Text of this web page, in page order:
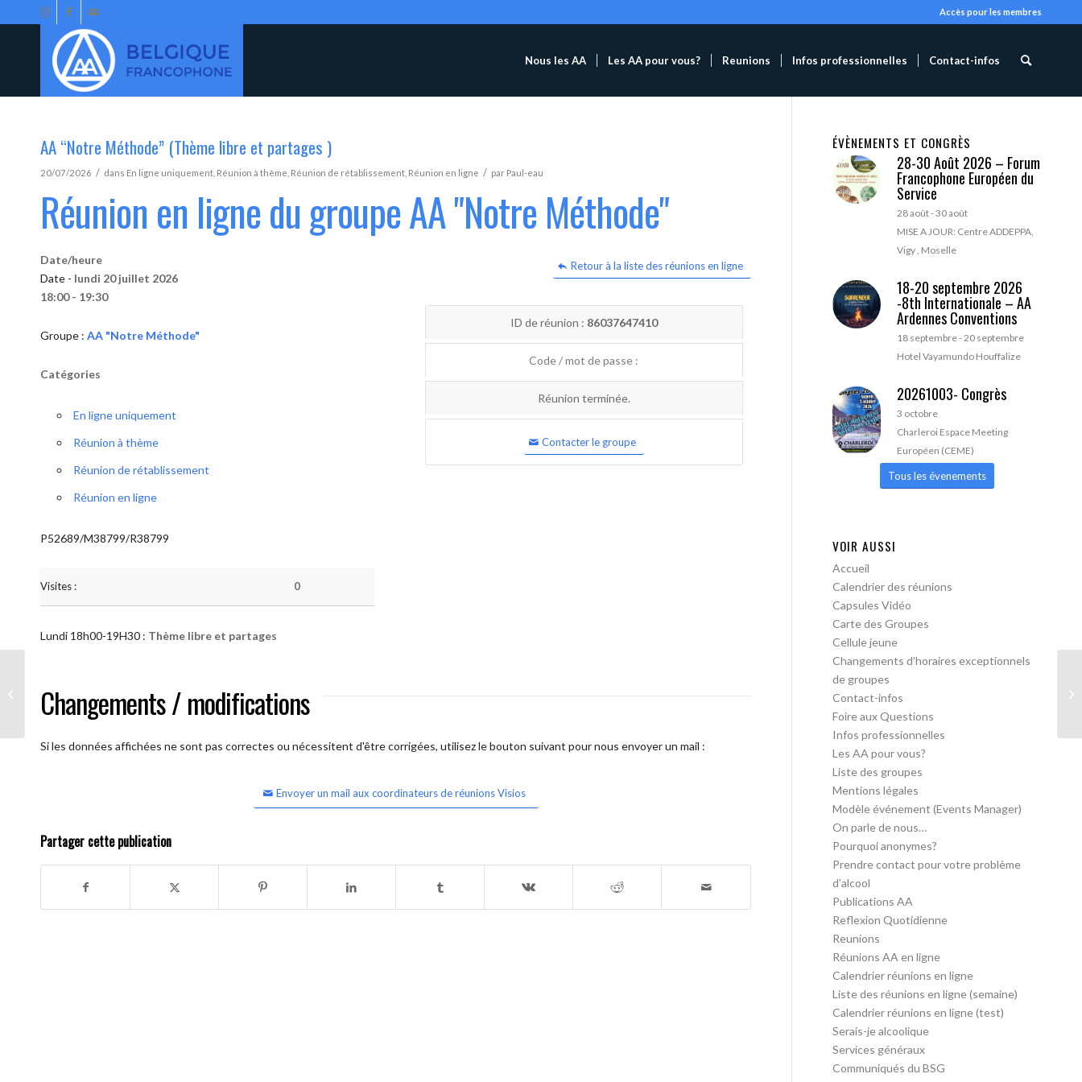
Accès pour les membres
Nous les AA Les AA pour vous? Reunions Infos professionnelles Contact-infos
AA “Notre Méthode” (Thème libre et partages )
20/07/2026 / dans En ligne uniquement Réunion à thème Réunion de rétablissement Réunion en ligne / par Paul-eau
Réunion en ligne du groupe AA "Notre Méthode"
Retour à la liste des réunions en ligne
Date/heure
Date - lundi 20 juillet 2026
18:00 - 19:30
Groupe : AA "Notre Méthode"
Catégories
En ligne uniquement
Réunion à thème
Réunion de rétablissement
Réunion en ligne
P52689/M38799/R38799
Visites : 0
ID de réunion : 86037647410
Code / mot de passe :
Réunion terminée.
Contacter le groupe
Lundi 18h00-19H30 : Thème libre et partages
Changements / modifications
Si les données affichées ne sont pas correctes ou nécessitent d'être corrigées, utilisez le bouton suivant pour nous envoyer un mail :
Envoyer un mail aux coordinateurs de réunions Visios
Partager cette publication
ÉVÈNEMENTS ET CONGRÈS
28-30 Août 2026 – Forum
Francophone Européen du
Service
28 août-30 août
MISE A JOUR: Centre ADDEPPA,
Vigy , Moselle
18-20 septembre 2026
-8th Internationale – AA
Ardennes Conventions
18 septembre-20 septembre
Hotel Vayamundo Houffalize
20261003- Congrès
3 octobre
Charleroi Espace Meeting
Européen (CEME)
Tous les évenements
VOIR AUSSI
Accueil
Calendrier des réunions
Capsules Vidéo
Carte des Groupes
Cellule jeune
Changements d’horaires exceptionnels
de groupes
Contact-infos
Foire aux Questions
Infos professionnelles
Les AA pour vous?
Liste des groupes
Mentions légales
Modèle événement (Events Manager)
On parle de nous…
Pourquoi anonymes?
Prendre contact pour votre problème
d’alcool
Publications AA
Reflexion Quotidienne
Reunions
Réunions AA en ligne
Calendrier réunions en ligne
Liste des réunions en ligne (semaine)
Calendrier réunions en ligne (test)
Serais-je alcoolique
Services généraux
Communiqués du BSG
partages )